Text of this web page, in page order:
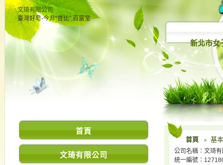
文琦有限公司
臺灣好皂-今非“昔比”,百富堂
新北市女
首頁 ﹥ 基
公司名稱：文琦
統一編號：
首頁
文琦有限公司